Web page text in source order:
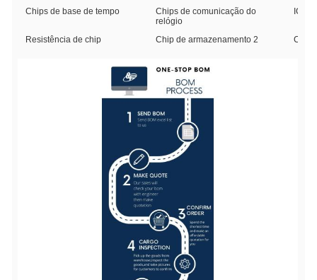
Chips de base de tempo
Chips de comunicação do
relógio
IC
Resistência de chip Chip de armazenamento 2 Chip